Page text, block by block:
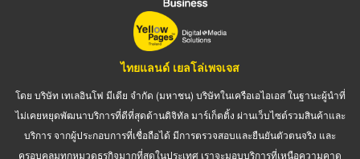
ไทยแลนด์ เยลโล่เพจเจส
โดย บริษัท เทเลอินโฟ มีเดีย จำกัด (มหาชน) บริษัทในเครือเอไอเอส ในฐานะผู้นำที่
ไม่เคยหยุดพัฒนาบริการที่ดีที่สุดด้านดิจิทัล มาร์เก็ตติ้ง ผ่านเว็บไซต์รวมสินค้าและ
บริการ จากผู้ประกอบการที่เชื่อถือได้ มีการตรวจสอบและยืนยันตัวตนจริง และ
ครอบคลุมทุกหมวดธุรกิจมากที่สุดในประเทศ เราจะมอบบริการที่เหนือความคาด